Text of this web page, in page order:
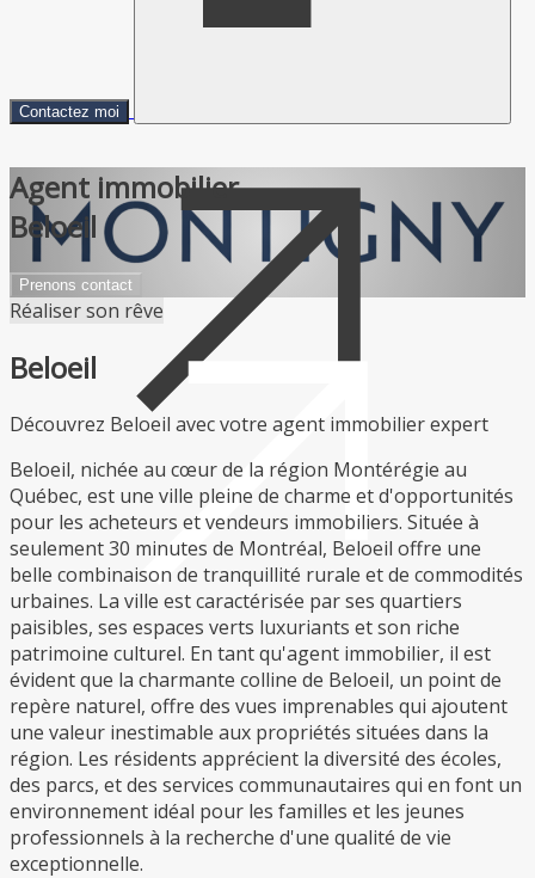
Contactez moi
Agent immobilier
Beloeil
Prenons contact
Réaliser son rêve
Beloeil
Découvrez Beloeil avec votre agent immobilier expert
Beloeil, nichée au cœur de la région Montérégie au
Québec, est une ville pleine de charme et d'opportunités
pour les acheteurs et vendeurs immobiliers. Située à
seulement 30 minutes de Montréal, Beloeil offre une
belle combinaison de tranquillité rurale et de commodités
urbaines. La ville est caractérisée par ses quartiers
paisibles, ses espaces verts luxuriants et son riche
patrimoine culturel. En tant qu'agent immobilier, il est
évident que la charmante colline de Beloeil, un point de
repère naturel, offre des vues imprenables qui ajoutent
une valeur inestimable aux propriétés situées dans la
région. Les résidents apprécient la diversité des écoles,
des parcs, et des services communautaires qui en font un
environnement idéal pour les familles et les jeunes
professionnels à la recherche d'une qualité de vie
exceptionnelle.